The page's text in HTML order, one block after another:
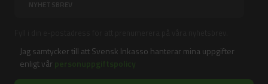
Jag samtycker till att Svensk Inkasso hanterar mina uppgifter
enligt vår personuppgiftspolicy